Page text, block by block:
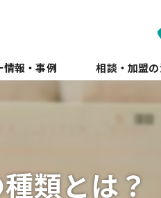
情報・事例 相談・加盟
類とは？